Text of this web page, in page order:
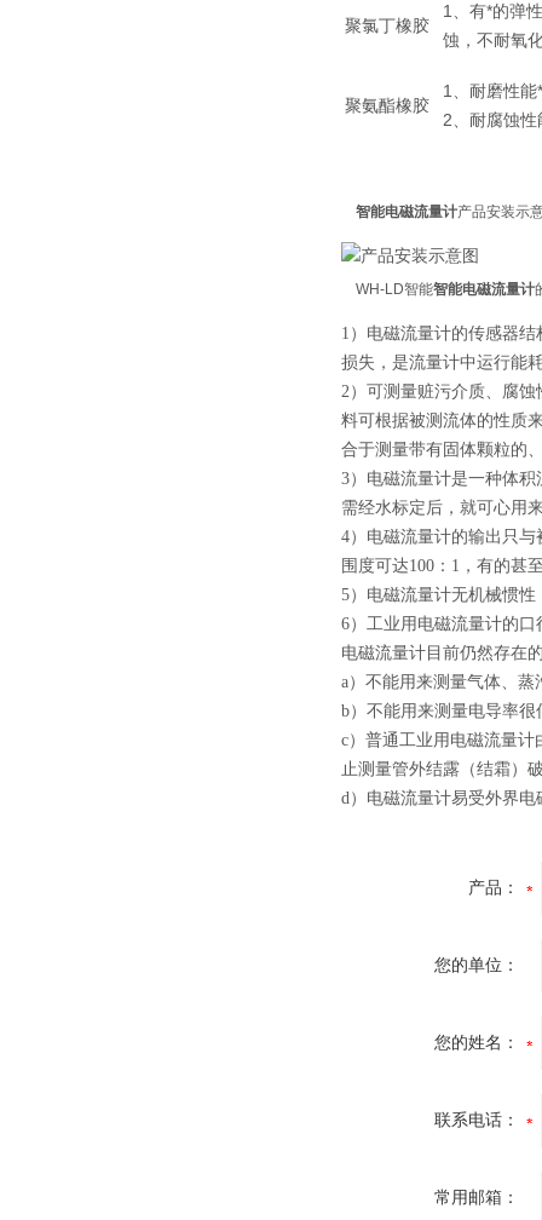
聚氯丁橡胶
1、有*的弹
蚀，不耐氧
聚氨酯橡胶
1、耐磨性能
2、耐腐蚀性
智能电磁流量计产品安装示
WH-LD智能智能电磁流量计
1）电磁流量计的传感器
损失，是流量计中运行能
2）可测量赃污介质、腐
料可根据被测流体的性质
合于测量带有固体颗粒的
3）电磁流量计是一种体
需经水标定后，就可心用
4）电磁流量计的输出只
围度可达100：1，有的甚
5）电磁流量计无机械惯
6）工业用电磁流量计的
电磁流量计目前仍然存在
a）不能用来测量气体、
b）不能用来测量电导率
c）普通工业用电磁流量
止测量管外结露（结霜）
d）电磁流量计易受外界电
产品：
您的单位：
您的姓名：
联系电话：
常用邮箱：